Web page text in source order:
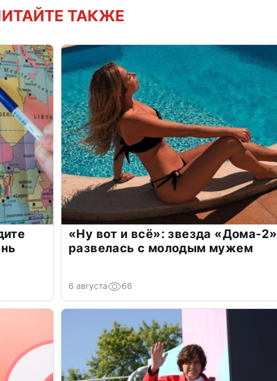
ТАКЖЕ
«Ну вот и всё»: звезда «Дома-2»
развелась с молодым мужем
6 августа 66